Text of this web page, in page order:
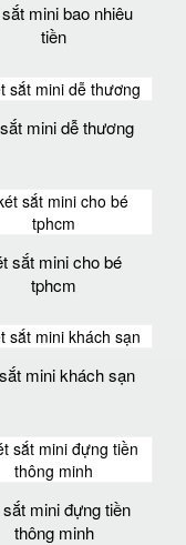
mini bao nhiêu
tiền
mini dễ thương
sắt mini cho bé
tphcm
mini khách sạn
mini đựng tiền
thông minh